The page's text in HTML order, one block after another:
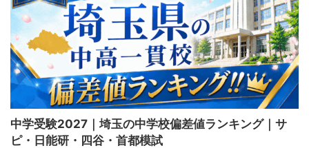
中学受験2027｜埼玉の中学校偏差値ランキング｜サ
ピ・日能研・四谷・首都模試